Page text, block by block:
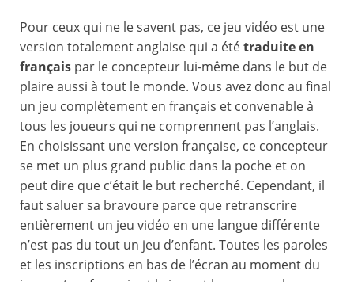
Pour ceux qui ne le savent pas, ce jeu vidéo est une
version totalement anglaise qui a ététraduite en
français par le concepteur lui-même dans le but de
plaire aussi à tout le monde. Vous avez donc au final
un jeu complètement en français et convenable à
tous les joueurs qui ne comprennent pas l’anglais.
En choisissant une version française, ce concepteur
se met un plus grand public dans la poche et on
peut dire que c’était le but recherché. Cependant, il
faut saluer sa bravoure parce que retranscrire
entièrement un jeu vidéo en une langue différente
n’est pas du tout un jeu d’enfant. Toutes les paroles
et les inscriptions en bas de l’écran au moment du